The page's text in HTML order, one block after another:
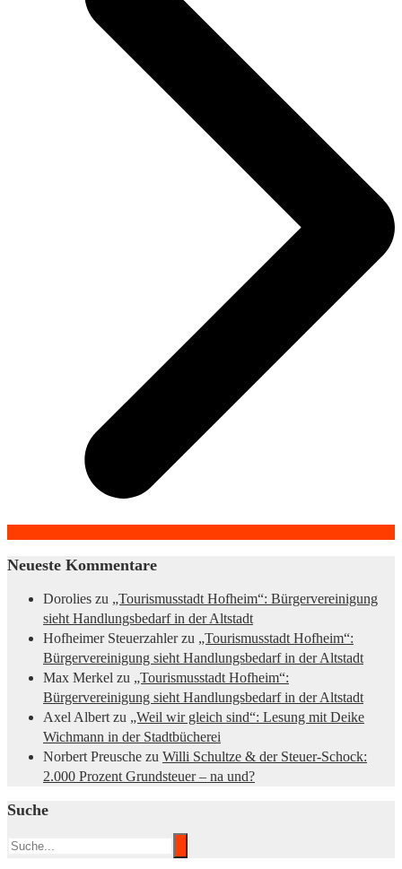
Neueste Kommentare
Dorolies zu „Tourismusstadt Hofheim“: Bürgervereinigung
sieht Handlungsbedarf in der Altstadt
Hofheimer Steuerzahlerzu „Tourismusstadt Hofheim“:
Bürgervereinigung sieht Handlungsbedarf in der Altstadt
Max Merkel zu „Tourismusstadt Hofheim“:
Bürgervereinigung sieht Handlungsbedarf in der Altstadt
Axel Albert zu „Weil wir gleich sind“: Lesung mit Deike
Wichmann in der Stadtbücherei
Norbert Preusche zu Willi Schultze & der Steuer-Schock:
2.000 Prozent Grundsteuer – na und?
Suche